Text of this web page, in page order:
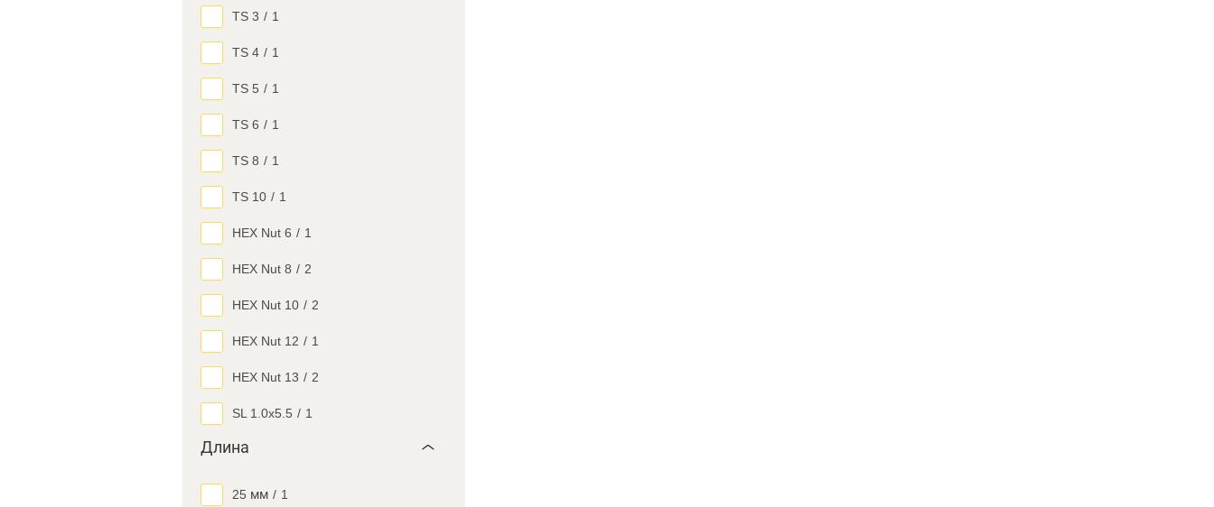
TS 3 / 1
TS 4 / 1
TS 5 / 1
TS 6 / 1
TS 8 / 1
TS 10 / 1
HEX Nut 6 / 1
HEX Nut 8 / 2
HEX Nut 10 / 2
HEX Nut 12 / 1
HEX Nut 13 / 2
SL 1.0x5.5 / 1
Длина
25 мм / 1